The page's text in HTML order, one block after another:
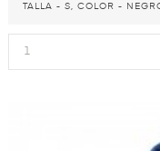
TALLA - S, COLOR -